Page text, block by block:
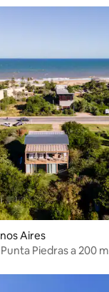
Aires
Piedras a 200